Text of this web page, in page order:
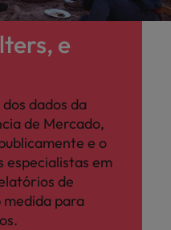
e
dados da
de Mercado,
e o
especialistas em
de
para